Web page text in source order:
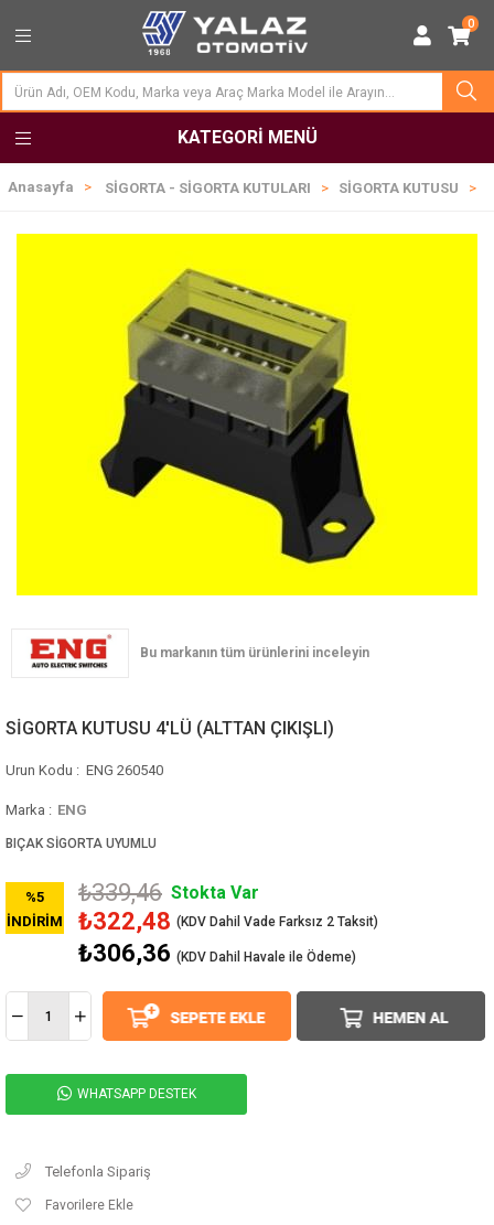
0
KATEGORI MENÜ
Anasayfa SİGORTA - SİGORTA KUTULARI SİGORTA KUTUSU
SİGORTA KUTUSU 4'LÜ (ALTTAN ÇIKIŞLI)
ENG 260540
Marka : ENG
BIÇAK SİGORTA UYUMLU
%5
İNDIRIM
₺339,46 Stokta Var
₺322,48
₺306,36 (KDV Dahil Havale ile Ödeme)
WHATSAPP DESTEK
Telefonla Sipariş
Favorilere Ekle